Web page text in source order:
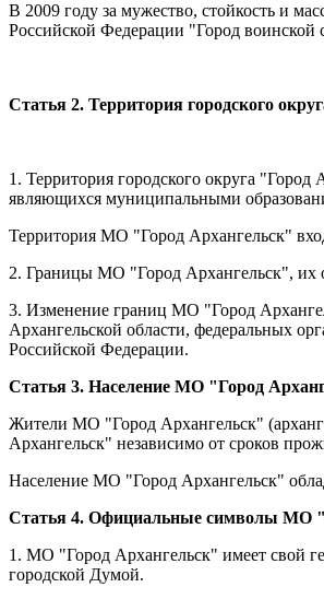
В 2009 году за мужество, стойкость и
Российской Федерации "Город воинской
Статья 2. Территория городского
1. Территория городского округа
являющихся муниципальными
Территория МО "Город Архангельск"
2. Границы МО "Город Архангельск", их
3. Изменение границ МО "Город
Архангельской области, федеральных
Российской Федерации.
Статья 3. Население МО "Город
Жители МО "Город Архангельск"
Архангельск" независимо от сроков
Население МО "Город Архангельск"
Статья 4. Официальные символы МО
1. МО "Город Архангельск" имеет свой
городской Думой.